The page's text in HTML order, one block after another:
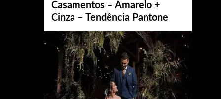
Casamentos – Amarelo +
Cinza – Tendência Pantone